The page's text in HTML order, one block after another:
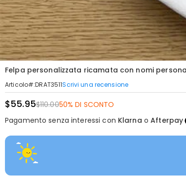
Felpa personalizzata ricamata con nomi
Articolo#:DRAT3511Scrivi una recensione
$55.95$110.0050% DI SCONTO
Pagamento senza interessi con Klarna oAfterpay